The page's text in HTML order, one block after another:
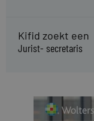
Kifid zoekt een
Jurist- secretaris